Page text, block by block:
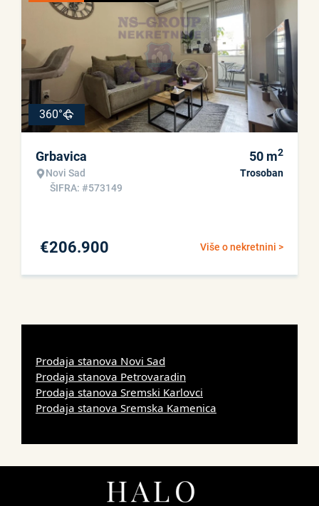
360°
Grbavica
Novi Sad
ŠIFRA: #573149
50 m2
Trosoban
Više o nekretnini >
€206.900
Prodaja stanova Novi Sad
Prodaja stanova Petrovaradin
Prodaja stanova Sremski Karlovci
Prodaja stanova Sremska Kamenica